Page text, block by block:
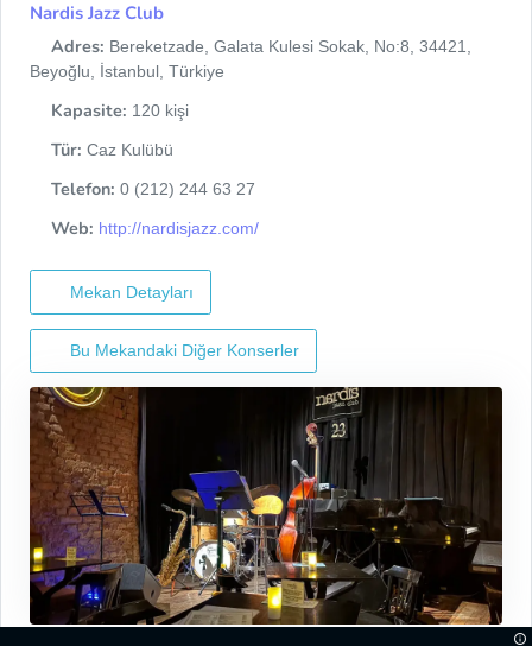
Nardis Jazz Club
Adres: Bereketzade, Galata Kulesi Sokak, No:8, 34421,
Beyoğlu, İstanbul, Türkiye
Kapasite: 120 kişi
Tür: Caz Kulübü
Telefon: 0 (212) 244 63 27
Web: http://nardisjazz.com/
Mekan Detayları
Bu Mekandaki Diğer Konserler